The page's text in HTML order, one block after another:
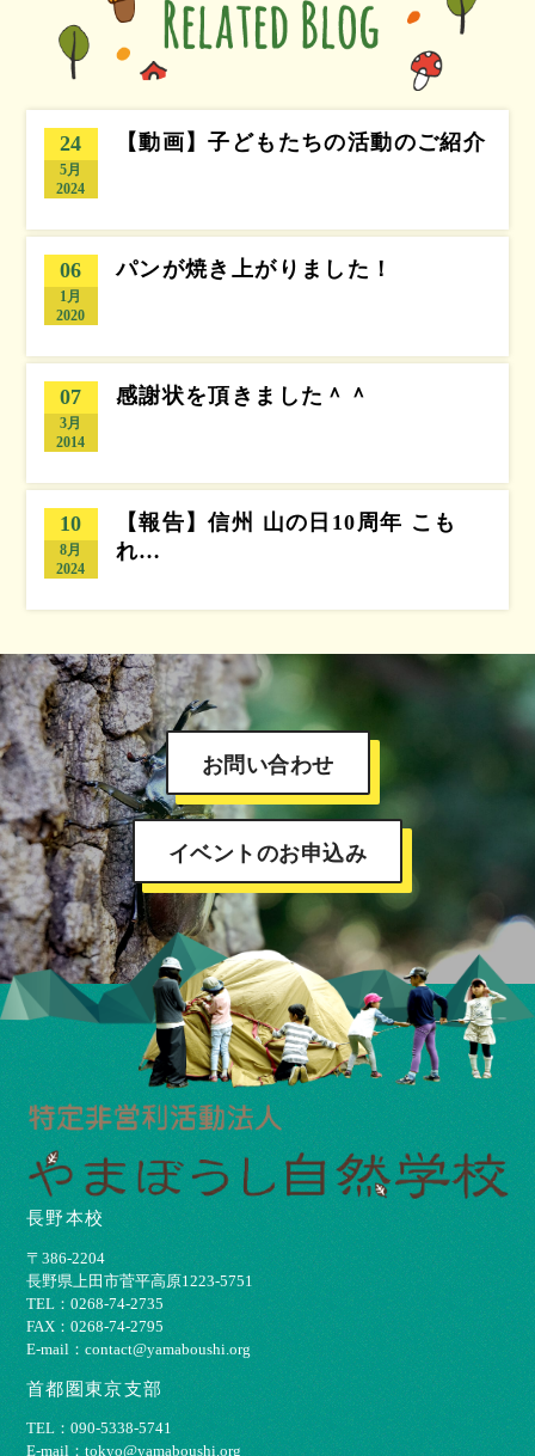
24
5月
2024
【動画】子どもたちの活動のご紹介
06
1月
2020
パンが焼き上がりました！
07
3月
2014
感謝状を頂きました＾＾
10
8月
2024
【報告】信州 山の日10周年 こも
れ…
お問い合わせ
イベントのお申込み
長野本校
〒386-2204
⻑野県上⽥市菅平⾼原1223-5751
TEL：0268-74-2735
FAX：0268-74-2795
E-mail：contact@yamaboushi.org
首都圏東京支部
TEL：090-5338-5741
E-mail：tokyo@yamaboushi.org